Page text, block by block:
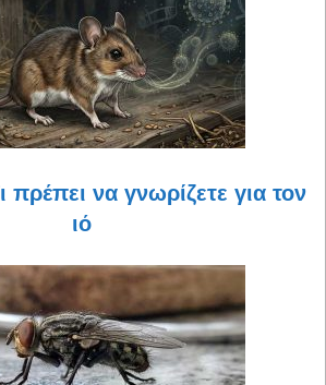
πρέπει να γνωρίζετε για τον
ιό